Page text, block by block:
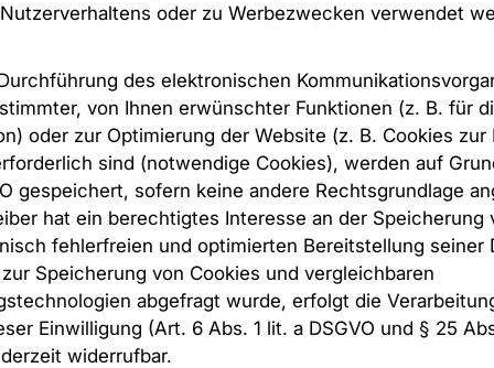
oder zu Werbezwecken verwendet
des elektronischen
von Ihnen erwünschter Funktionen (z. B. für
oder zur Optimierung der Website (z. B. Cookies zur
sind (notwendige Cookies), werden auf
gespeichert, sofern keine andere Rechtsgrundlage
hat ein berechtigtes Interesse an der Speicherung
fehlerfreien und optimierten Bereitstellung seiner
Speicherung von Cookies und vergleichbaren
abgefragt wurde, erfolgt die
Einwilligung (Art. 6 Abs. 1 lit. a DSGVO und § 25
widerrufbar.